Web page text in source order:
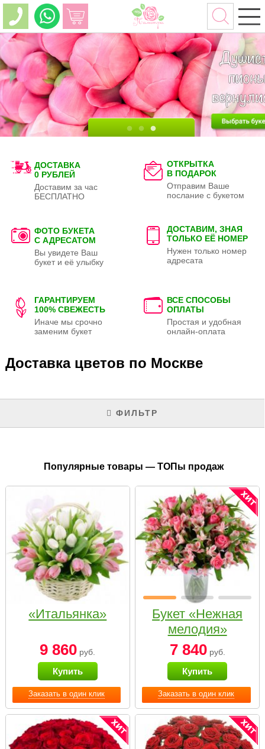
ДОСТАВКА
0 РУБЛЕЙ
Доставим за час
БЕСПЛАТНО
ОТКРЫТКА
В ПОДАРОК
Отправим Ваше
послание с букетом
ФОТО БУКЕТА
С АДРЕСАТОМ
Вы увидете Ваш
букет и её улыбку
ДОСТАВИМ, ЗНАЯ
ТОЛЬКО ЕЁ НОМЕР
Нужен только номер
адресата
ГАРАНТИРУЕМ
100% СВЕЖЕСТЬ
Иначе мы срочно
заменим букет
ВСЕ СПОСОБЫ
ОПЛАТЫ
Простая и удобная
онлайн-оплата
Доставка цветов по Москве
ФИЛЬТР
Популярные товары — ТОПы продаж
Заказать в один клик
«Итальянка»
9 860 руб.
Купить
Заказать в один клик
Букет «Нежная
мелодия»
7 840руб.
Купить